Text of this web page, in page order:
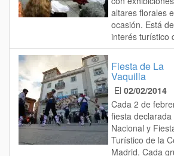
altares florales
ocasión. Está
interés turístico
Fiesta de La
Vaquilla
El 02/02/2014
Cada 2 de
fiesta
Nacional y
Turístico de la
Madrid. Cada